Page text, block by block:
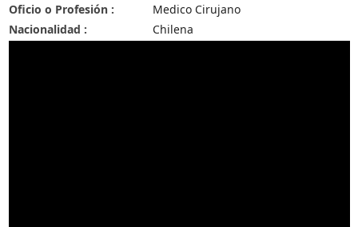
Oficio o Profesión :
Medico Cirujano
Nacionalidad :
Chilena